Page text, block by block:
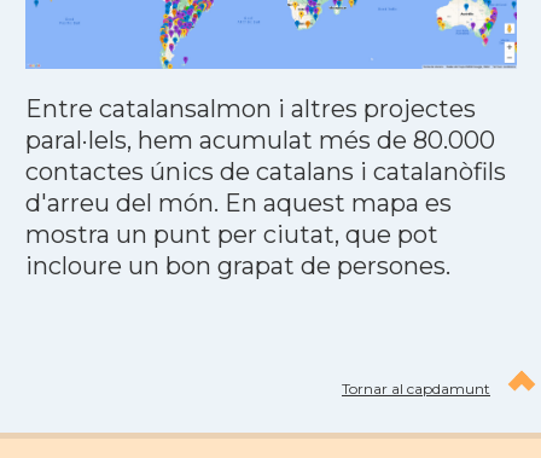
Entre catalansalmon i altres projectes
paral·lels, hem acumulat més de 80.000
contactes únics de catalans i catalanòfils
d'arreu del món. En aquest mapa es
mostra un punt per ciutat, que pot
incloure un bon grapat de persones.
Tornar al capdamunt